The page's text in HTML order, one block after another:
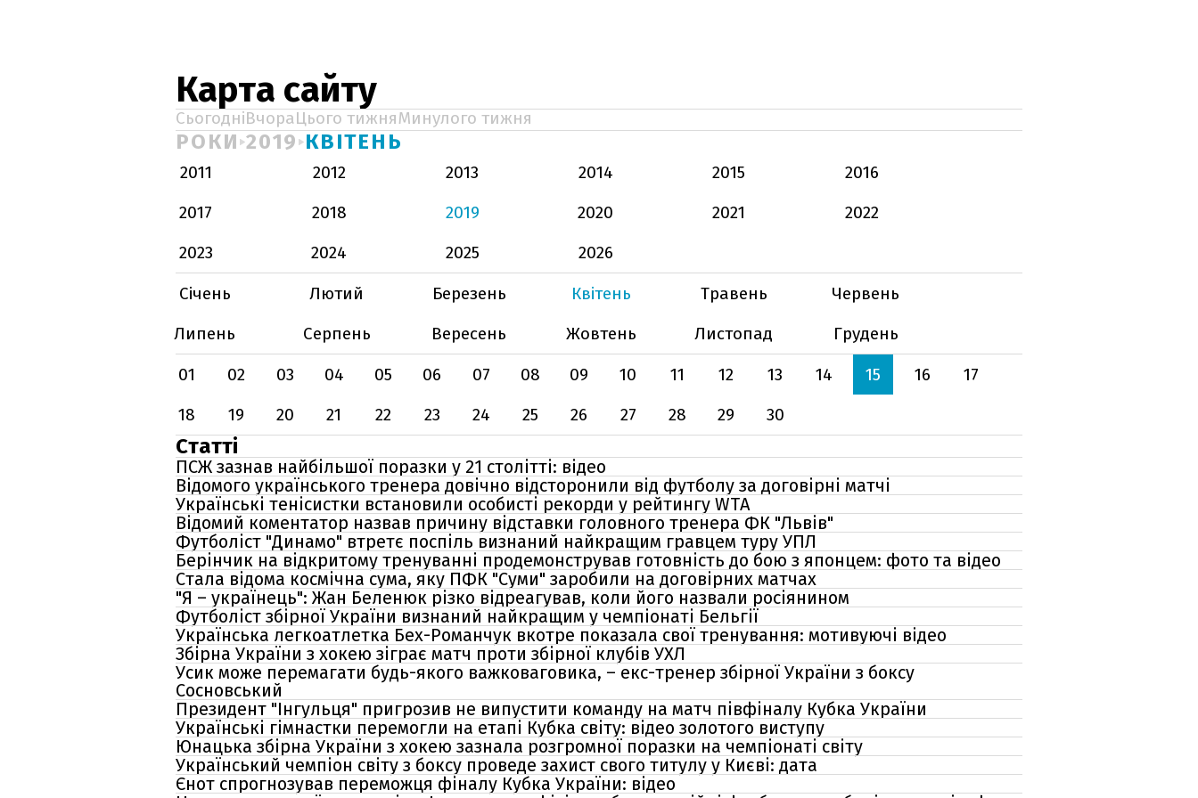
Карта сайту
СьогодніВчораЦього тижняМинулого тижня
РОКИ 2019 КВІТЕНЬ
2011 2012 2013 2014 2015
2016
2017
2018 2019 2020 2021
2022
2023
2024 2025
2026
Січень
Лютий Березень Квітень Травень
Червень
Липень
Серпень Вересень Жовтень Листопад
Грудень
01
02 03 04 05 06 07 08 09 10 11 12 13 14 15 16
17
18
19 20 21 22 23 24 25 26 27 28 29 30
Статті
ПСЖ зазнав найбільшої поразки у 21 столітті: відео
Відомого українського тренера довічно відсторонили від футболу за договірні матчі
Українські тенісистки встановили особисті рекорди у рейтингу WTA
Відомий коментатор назвав причину відставки головного тренера ФК "Львів"
Футболіст "Динамо" втретє поспіль визнаний найкращим гравцем туру УПЛ
Берінчик на відкритому тренуванні продемонстрував готовність до бою з японцем: фото та відео
Стала відома космічна сума, яку ПФК "Суми" заробили на договірних матчах
"Я – українець": Жан Беленюк різко відреагував, коли його назвали росіянином
Футболіст збірної України визнаний найкращим у чемпіонаті Бельгії
Українська легкоатлетка Бех-Романчук вкотре показала свої тренування: мотивуючі відео
Збірна України з хокею зіграє матч проти збірної клубів УХЛ
Усик може перемагати будь-якого важковаговика, – екс-тренер збірної України з боксу
Сосновський
Президент "Інгульця" пригрозив не випустити команду на матч півфіналу Кубка України
Українські гімнастки перемогли на етапі Кубка світу: відео золотого виступу
Юнацька збірна України з хокею зазнала розгромної поразки на чемпіонаті світу
Український чемпіон світу з боксу проведе захист свого титулу у Києві: дата
Єнот спрогнозував переможця фіналу Кубка України: відео